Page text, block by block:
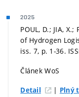
2025
POUL, D.; JIA,
of Hydrogen
iss. 7, p. 1-36.
Článek WoS
Detail | Plný